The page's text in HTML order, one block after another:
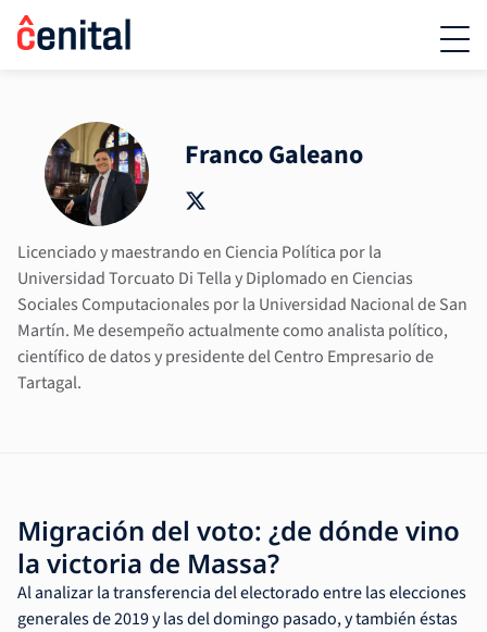
Franco Galeano
Licenciado y maestrando en Ciencia Política por la
Universidad Torcuato Di Tella y Diplomado en Ciencias
Sociales Computacionales por la Universidad Nacional de San
Martín. Me desempeño actualmente como analista político,
científico de datos y presidente del Centro Empresario de
Tartagal.
Migración del voto: ¿de dónde vino
la victoria de Massa?
Al analizar la transferencia del electorado entre las elecciones
generales de 2019 y las del domingo pasado, y también éstas